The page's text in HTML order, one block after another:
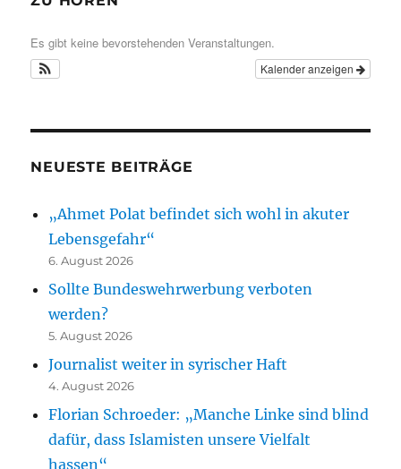
Es gibt keine bevorstehenden Veranstaltungen.
Kalender anzeigen
NEUESTE BEITRÄGE
„Ahmet Polat befindet sich wohl in akuter
Lebensgefahr“
6. August 2026
Sollte Bundeswehrwerbung verboten
werden?
5. August 2026
Journalist weiter in syrischer Haft
4. August 2026
Florian Schroeder: „Manche Linke sind blind
dafür, dass Islamisten unsere Vielfalt
hassen“